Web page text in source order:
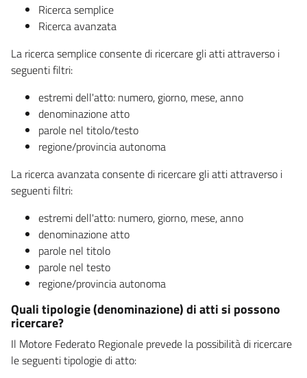
Ricerca semplice
Ricerca avanzata
La ricerca semplice consente di ricercare gli atti attraverso i
seguenti filtri:
estremi dell'atto: numero, giorno, mese, anno
denominazione atto
parole nel titolo/testo
regione/provincia autonoma
La ricerca avanzata consente di ricercare gli atti attraverso i
seguenti filtri:
estremi dell'atto: numero, giorno, mese, anno
denominazione atto
parole nel titolo
parole nel testo
regione/provincia autonoma
Quali tipologie (denominazione) di atti si possono
ricercare?
Il Motore Federato Regionale prevede la possibilità di ricercare
le seguenti tipologie di atto: